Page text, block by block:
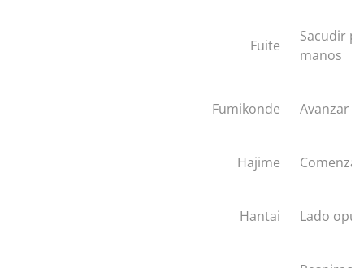
Fuite
Sacudir
manos
Fumikonde Avanzar
Hajime Comenzar
Hantai Lado